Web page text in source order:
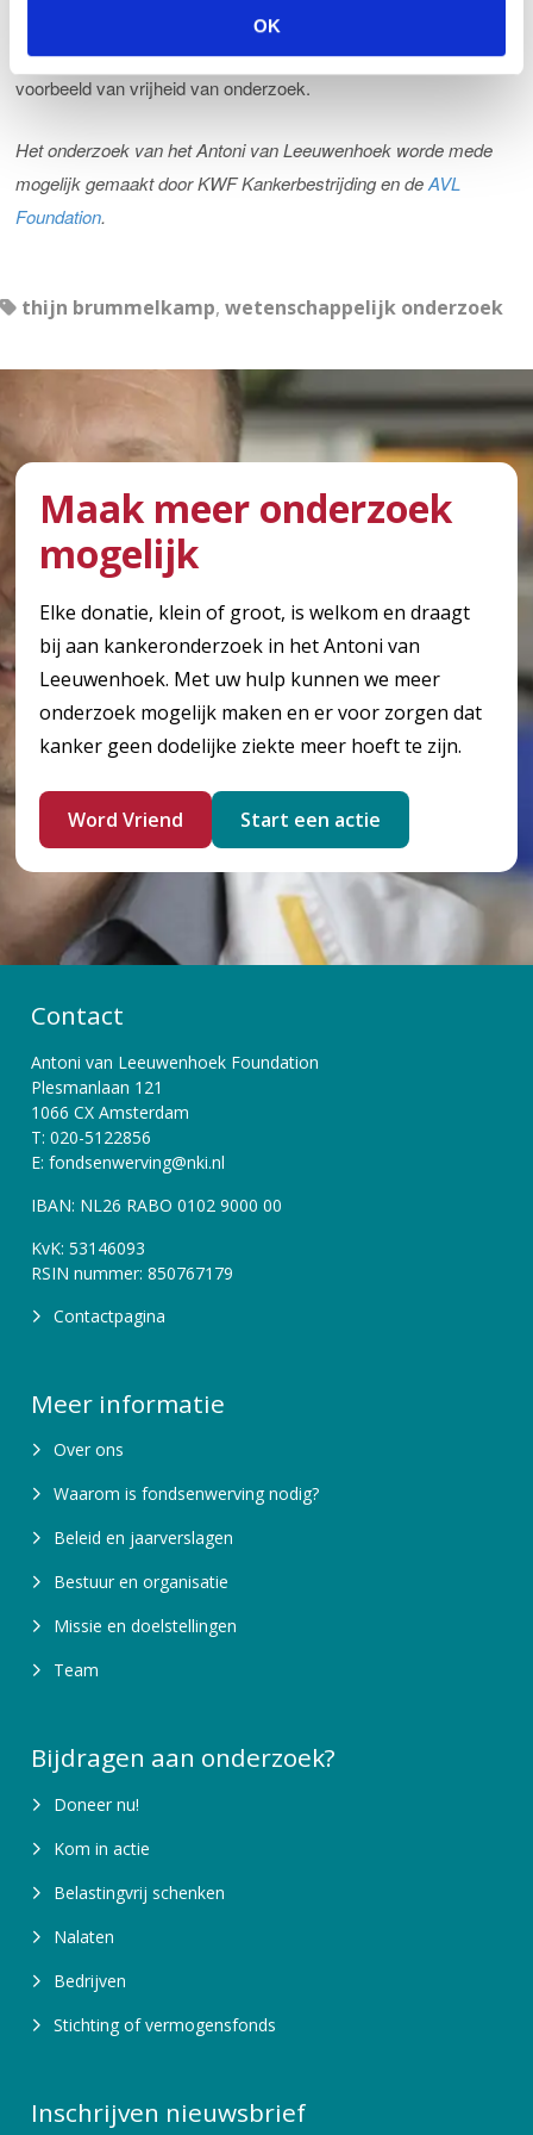
c
e
OK
vernoemd naar Baruch Spinoza (1632-1677), een internationaal
vermaarde Nederlandse wetenschapper en een sprekend
voorbeeld van vrijheid van onderzoek.
Het onderzoek van het Antoni van Leeuwenhoek worde mede
mogelijk gemaakt door KWF Kankerbestrijding en deAVL
Foundation.
thijn brummelkamp, wetenschappelijk onderzoek
Maak meer onderzoek
mogelijk
Elke donatie, klein of groot, is welkom en draagt
bij aan kankeronderzoek in het Antoni van
Leeuwenhoek. Met uw hulp kunnen we meer
onderzoek mogelijk maken en er voor zorgen dat
kanker geen dodelijke ziekte meer hoeft te zijn.
Word Vriend Start een actie
Contact
Antoni van Leeuwenhoek Foundation
Plesmanlaan 121
1066 CX Amsterdam
T: 020-5122856
E: fondsenwerving@nki.nl
IBAN: NL26 RABO 0102 9000 00
KvK: 53146093
RSIN nummer: 850767179
Contactpagina
Meer informatie
Over ons
Waarom is fondsenwerving nodig?
Beleid en jaarverslagen
Bestuur en organisatie
Missie en doelstellingen
Team
Bijdragen aan onderzoek?
Doneer nu!
Kom in actie
Belastingvrij schenken
Nalaten
Bedrijven
Stichting of vermogensfonds
Inschrijven nieuwsbrief